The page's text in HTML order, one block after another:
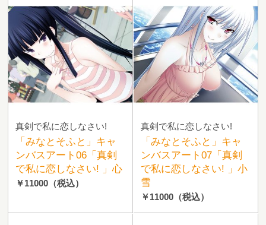
真剣で私に恋しなさい!
「みなとそふと」キャ
ンバスアート06「真剣
で私に恋しなさい! 」心
￥11000 （税込）
真剣で私に恋しなさい!
「みなとそふと」キャ
ンバスアート07「真剣
で私に恋しなさい! 」小
雪
￥11000（税込）